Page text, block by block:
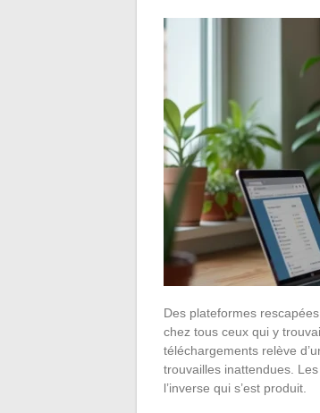
Des plateformes
chez tous ceux qui y
téléchargements relève
trouvailles inattendues.
l’inverse qui s’est produit.